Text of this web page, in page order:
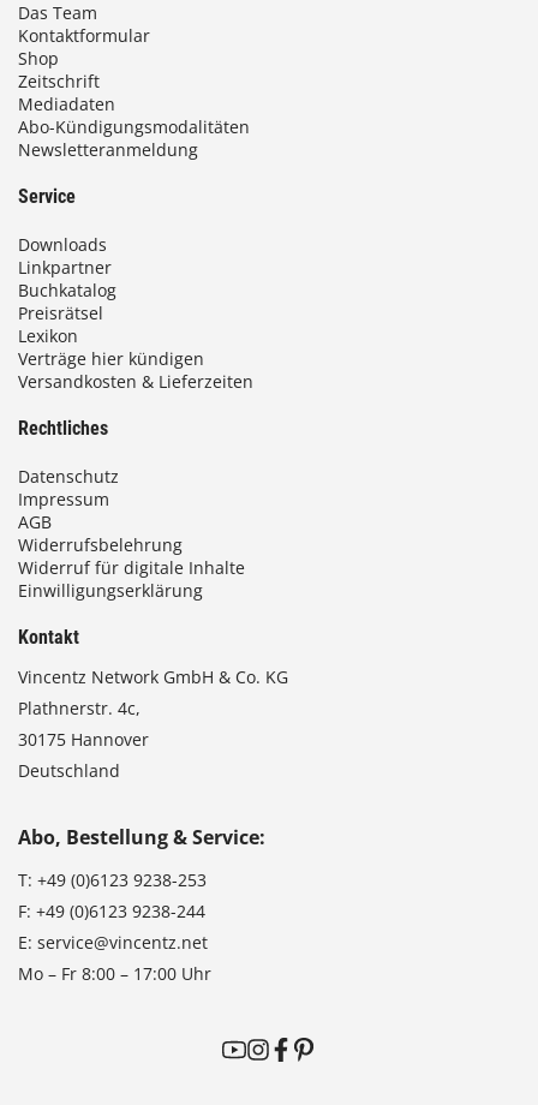
Das Team
Kontaktformular
Shop
Zeitschrift
Mediadaten
Abo-Kündigungsmodalitäten
Newsletteranmeldung
Service
Downloads
Linkpartner
Buchkatalog
Preisrätsel
Lexikon
Verträge hier kündigen
Versandkosten & Lieferzeiten
Rechtliches
Datenschutz
Impressum
AGB
Widerrufsbelehrung
Widerruf für digitale Inhalte
Einwilligungserklärung
Kontakt
Vincentz Network GmbH & Co. KG
Plathnerstr. 4c,
30175 Hannover
Deutschland
Abo, Bestellung & Service:
T: +49 (0)6123 9238-253
F: +49 (0)6123 9238-244
E: service@vincentz.net
Mo – Fr 8:00 – 17:00 Uhr